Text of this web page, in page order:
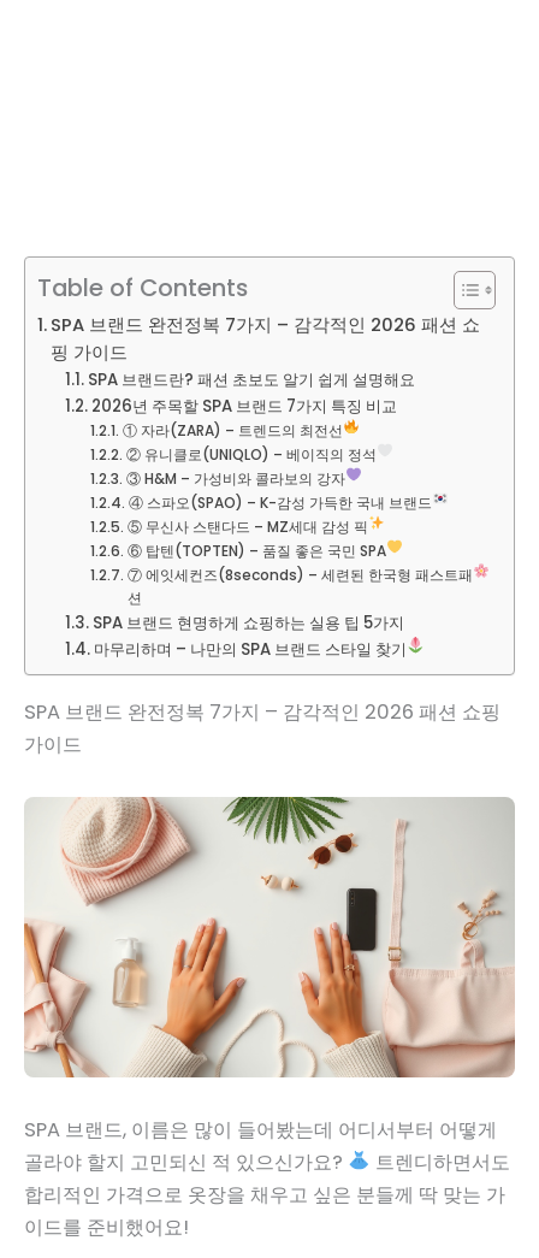
Table of Contents
SPA 브랜드 완전정복 7가지 – 감각적인 2026 패션 쇼
핑 가이드
SPA 브랜드란? 패션 초보도 알기 쉽게 설명해요
2026년 주목할 SPA 브랜드 7가지 특징 비교
① 자라(ZARA) – 트렌드의 최전선
② 유니클로(UNIQLO) – 베이직의 정석
③ H&M – 가성비와 콜라보의 강자
④ 스파오(SPAO) – K-감성 가득한 국내 브랜드
⑤ 무신사 스탠다드 – MZ세대 감성 픽
⑥ 탑텐(TOPTEN) – 품질 좋은 국민 SPA
⑦ 에잇세컨즈(8seconds) – 세련된 한국형 패스트패
션
SPA 브랜드 현명하게 쇼핑하는 실용 팁 5가지
마무리하며 – 나만의 SPA 브랜드 스타일 찾기
SPA 브랜드 완전정복 7가지 – 감각적인 2026 패션 쇼핑
가이드
SPA 브랜드, 이름은 많이 들어봤는데 어디서부터 어떻게
골라야 할지 고민되신 적 있으신가요?
트렌디하면서도
합리적인 가격으로 옷장을 채우고 싶은 분들께 딱 맞는 가
이드를 준비했어요!